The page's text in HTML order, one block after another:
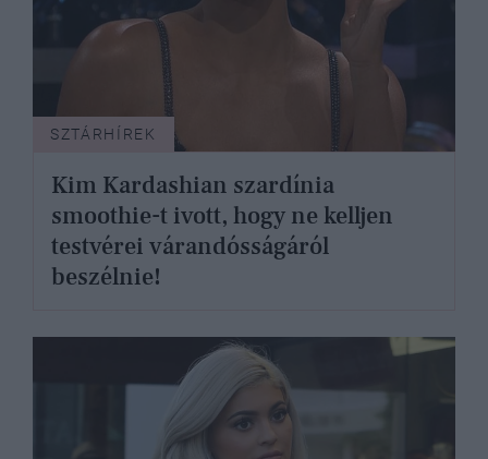
SZTÁRHÍREK
Kim Kardashian szardínia
smoothie-t ivott, hogy ne kelljen
testvérei várandósságáról
beszélnie!